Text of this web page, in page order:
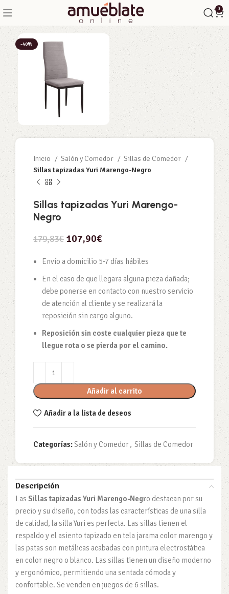
0
-40%
Inicio Salón y Comedor
Sillas de Comedor
Sillas tapizadas Yuri Marengo-Negro
Sillas tapizadas Yuri Marengo-
Negro
179,83€ 107,90€
Envío a domicilio 5-7 días hábiles
En el caso de que llegara alguna pieza dañada;
debe ponerse en contacto con nuestro servicio
de atención al cliente y se realizará la
reposición sin cargo alguno.
Reposición sin coste cualquier pieza que te
llegue rota o se pierda por el camino.
Añadir al carrito
Añadir a la lista de deseos
Categorías:Salón y Comedor, Sillas de Comedor
Descripción
Las Sillas tapizadas Yuri Marengo-Negro destacan por su
precio y su diseño, con todas las características de una silla
de calidad, la silla Yuri es perfecta. Las sillas tienen el
respaldo y el asiento tapizado en tela jarama color marengo y
las patas son metálicas acabadas con pintura electrostática
en color negro o blanco. Las sillas tienen un diseño moderno
y ergonómico, permitiendo una sentada cómoda y
confortable. Se venden en juegos de 6 sillas.